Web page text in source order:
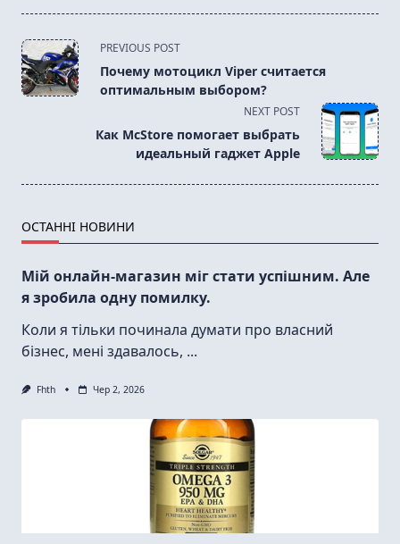
<span
class="nav-
subtitle
text">Page</span>
PREVIOUS POST
Почему мотоцикл Viper считается
оптимальным выбором?
NEXT POST
Как McStore помогает выбрать
идеальный гаджет Apple
ОСТАННІ НОВИНИ
Мій онлайн-магазин міг стати успішним. Але
я зробила одну помилку.
Коли я тільки починала думати про власний
бізнес, мені здавалось, ...
Fhth Чер 2, 2026